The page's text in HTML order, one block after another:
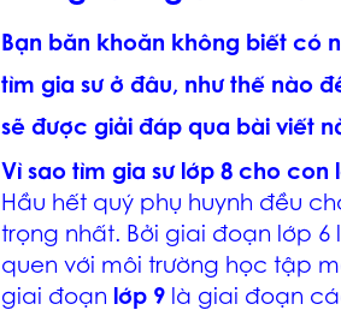
Bạn băn khoăn không biết có
tìm gia sư ở đâu, như thế nào
sẽ được giải đáp qua bài viết
Vì sao tìm gia sư lớp 8 cho con
Hầu hết quý phụ huynh đều
trọng nhất. Bởi giai đoạn lớp
quen với môi trường học tập
giai đoạn lớp 9 là giai đoạn